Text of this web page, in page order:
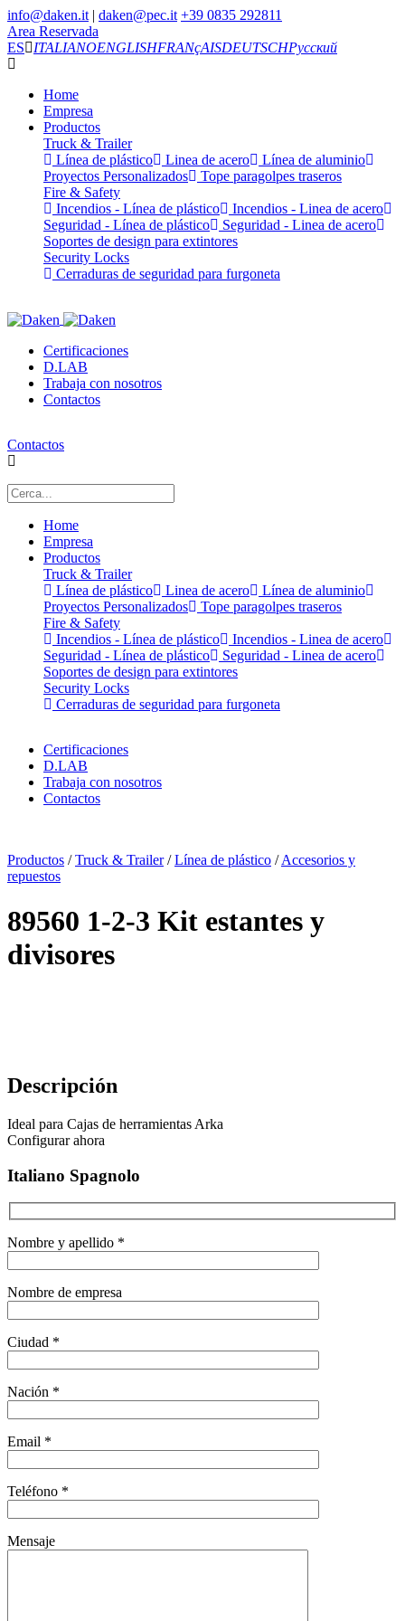
info@daken.it | daken@pec.it +39 0835 292811
Area Reservada
ES
ITALIANOENGLISHFRANçAISDEUTSCHРусский
Home
Empresa
Productos
Truck & Trailer
Línea de plástico
Linea de acero
Línea de aluminio
Proyectos Personalizados
Tope paragolpes traseros
Fire & Safety
Incendios - Línea de plástico
Incendios - Linea de acero
Seguridad - Línea de plástico
Seguridad - Linea de acero
Soportes de design para extintores
Security Locks
Cerraduras de seguridad para furgoneta
Certificaciones
D.LAB
Trabaja con nosotros
Contactos
Contactos
Home
Empresa
Productos
Truck & Trailer
Línea de plástico
Linea de acero
Línea de aluminio
Proyectos Personalizados
Tope paragolpes traseros
Fire & Safety
Incendios - Línea de plástico
Incendios - Linea de acero
Seguridad - Línea de plástico
Seguridad - Linea de acero
Soportes de design para extintores
Security Locks
Cerraduras de seguridad para furgoneta
Certificaciones
D.LAB
Trabaja con nosotros
Contactos
Productos /Truck & Trailer/Línea de plástico /Accesorios y
repuestos
89560 1-2-3 Kit estantes y
divisores
Descripción
Ideal para Cajas de herramientas Arka
Configurar ahora
Italiano Spagnolo
Nombre y apellido *
Nombre de empresa
Ciudad *
Nación *
Email *
Teléfono *
Mensaje